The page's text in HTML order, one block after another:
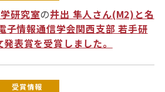
研究室の井出 隼人さん(M2)と名
子情報通信学会関西支部 若手研
表賞を受賞しました。
受賞情報